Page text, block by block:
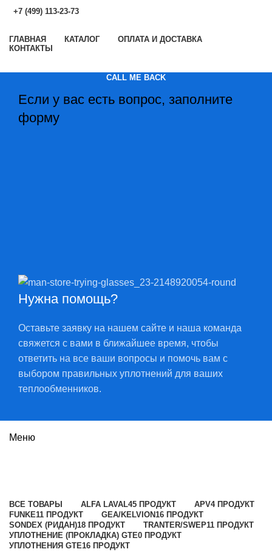
+7 (499) 113-23-73
ГЛАВНАЯ КАТАЛОГ
ОПЛАТА И ДОСТАВКА
КОНТАКТЫ
CALL ME BACK
Если у вас есть вопрос, заполните
форму
Нужна помощь?
Оставьте заявку на нашем сайте и наша команда
свяжется с вами в ближайшее время, чтобы
ответить на все ваши вопросы и помочь вам с
выбором правильных уплотнений для ваших
теплообменников.
Меню
ВСЕ ТОВАРЫ ALFA LAVAL45 ПРОДУКТ APV4 ПРОДУКТ
FUNKE11 ПРОДУКТ GEA/KELVION 16 ПРОДУКТ
SONDEX (РИДАН)18 ПРОДУКТ TRANTER/SWEP11 ПРОДУКТ
УПЛОТНЕНИЕ (ПРОКЛАДКА) GTE0 ПРОДУКТ
УПЛОТНЕНИЯ GTE16 ПРОДУКТ